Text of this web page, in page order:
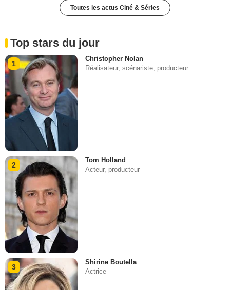
Toutes les actus Ciné & Séries
Top stars du jour
1
Christopher Nolan
Réalisateur, scénariste, producteur
2
Tom Holland
Acteur, producteur
3
Shirine Boutella
Actrice